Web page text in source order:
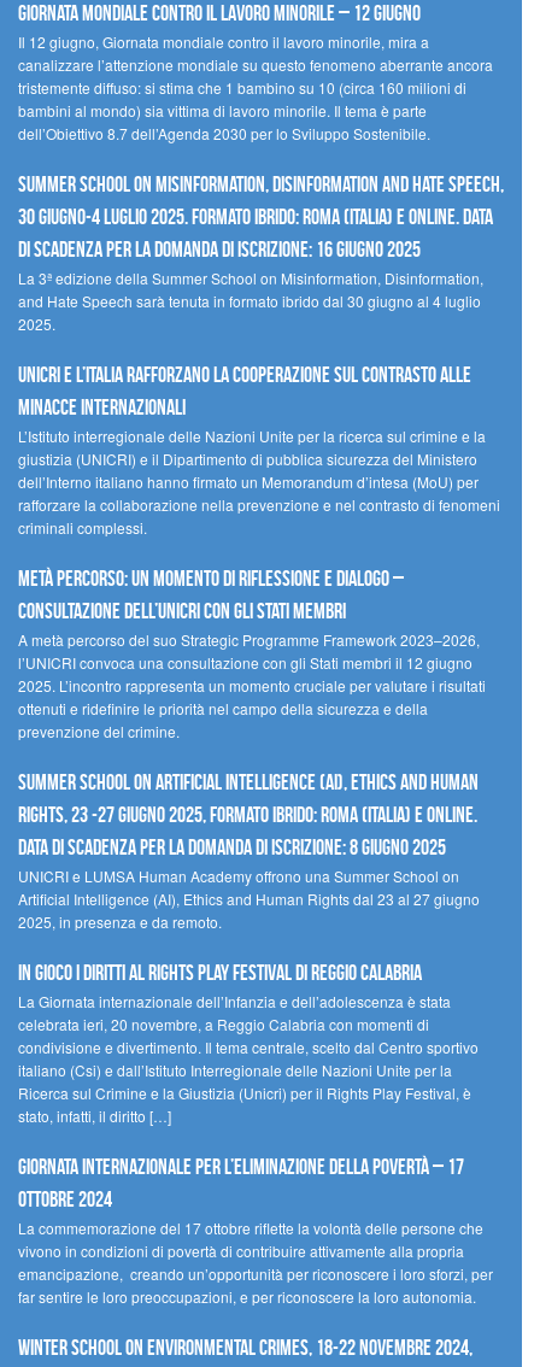
Giornata mondiale contro il lavoro minorile – 12 giugno
Il 12 giugno, Giornata mondiale contro il lavoro minorile, mira a
canalizzare l’attenzione mondiale su questo fenomeno aberrante ancora
tristemente diffuso: si stima che 1 bambino su 10 (circa 160 milioni di
bambini al mondo) sia vittima di lavoro minorile. Il tema è parte
dell’Obiettivo 8.7 dell’Agenda 2030 per lo Sviluppo Sostenibile.
Summer School on Misinformation, Disinformation and Hate Speech,
30 giugno-4 luglio 2025. Formato ibrido: Roma (Italia) e online. Data
di scadenza per la domanda di iscrizione: 16 giugno 2025
La 3ª edizione della Summer School on Misinformation, Disinformation,
and Hate Speech sarà tenuta in formato ibrido dal 30 giugno al 4 luglio
2025.
UNICRI e l’Italia rafforzano la cooperazione sul contrasto alle
minacce internazionali
L’Istituto interregionale delle Nazioni Unite per la ricerca sul crimine e la
giustizia (UNICRI) e il Dipartimento di pubblica sicurezza del Ministero
dell’Interno italiano hanno firmato un Memorandum d’intesa (MoU) per
rafforzare la collaborazione nella prevenzione e nel contrasto di fenomeni
criminali complessi.
Metà percorso: un momento di riflessione e dialogo –
Consultazione dell’UNICRI con gli Stati membri
A metà percorso del suo Strategic Programme Framework 2023–2026,
l’UNICRI convoca una consultazione con gli Stati membri il 12 giugno
2025. L’incontro rappresenta un momento cruciale per valutare i risultati
ottenuti e ridefinire le priorità nel campo della sicurezza e della
prevenzione del crimine.
Summer School on Artificial Intelligence (AI), Ethics and Human
Rights, 23 -27 giugno 2025, Formato Ibrido: Roma (Italia) e online.
Data di scadenza per la domanda di iscrizione: 8 giugno 2025
UNICRI e LUMSA Human Academy offrono una Summer School on
Artificial Intelligence (AI), Ethics and Human Rights dal 23 al 27 giugno
2025, in presenza e da remoto.
In gioco i diritti al Rights Play Festival di Reggio Calabria
La Giornata internazionale dell’Infanzia e dell’adolescenza è stata
celebrata ieri, 20 novembre, a Reggio Calabria con momenti di
condivisione e divertimento. Il tema centrale, scelto dal Centro sportivo
italiano (Csi) e dall’Istituto Interregionale delle Nazioni Unite per la
Ricerca sul Crimine e la Giustizia (Unicri) per il Rights Play Festival, è
stato, infatti, il diritto […]
Giornata internazionale per l’eliminazione della povertà – 17
ottobre 2024
La commemorazione del 17 ottobre riflette la volontà delle persone che
vivono in condizioni di povertà di contribuire attivamente alla propria
emancipazione, creando un’opportunità per riconoscere i loro sforzi, per
far sentire le loro preoccupazioni, e per riconoscere la loro autonomia.
Winter School on Environmental Crimes, 18-22 novembre 2024,